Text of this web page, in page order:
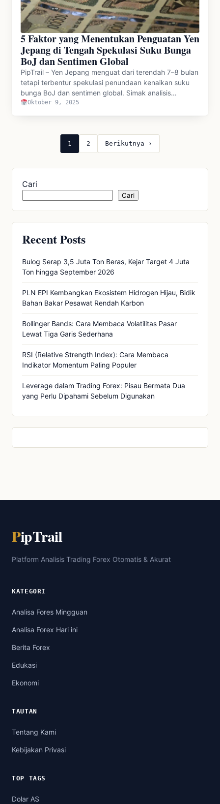
5 Faktor yang Menentukan Penguatan Yen
Jepang di Tengah Spekulasi Suku Bunga
BoJ dan Sentimen Global
PipTrail – Yen Jepang menguat dari terendah 7–8 bulan
tetapi terbentur spekulasi penundaan kenaikan suku
bunga BoJ dan sentimen global. Simak analisis…
Oktober 9, 2025
1 2 Berikutnya ›
Cari
Cari
Recent Posts
Bulog Serap 3,5 Juta Ton Beras, Kejar Target 4 Juta
Ton hingga September 2026
PLN EPI Kembangkan Ekosistem Hidrogen Hijau, Bidik
Bahan Bakar Pesawat Rendah Karbon
Bollinger Bands: Cara Membaca Volatilitas Pasar
Lewat Tiga Garis Sederhana
RSI (Relative Strength Index): Cara Membaca
Indikator Momentum Paling Populer
Leverage dalam Trading Forex: Pisau Bermata Dua
yang Perlu Dipahami Sebelum Digunakan
PipTrail
Platform Analisis Trading Forex Otomatis & Akurat
KATEGORI
Analisa Fores Mingguan
Analisa Forex Hari ini
Berita Forex
Edukasi
Ekonomi
TAUTAN
Tentang Kami
Kebijakan Privasi
TOP TAGS
Dolar AS